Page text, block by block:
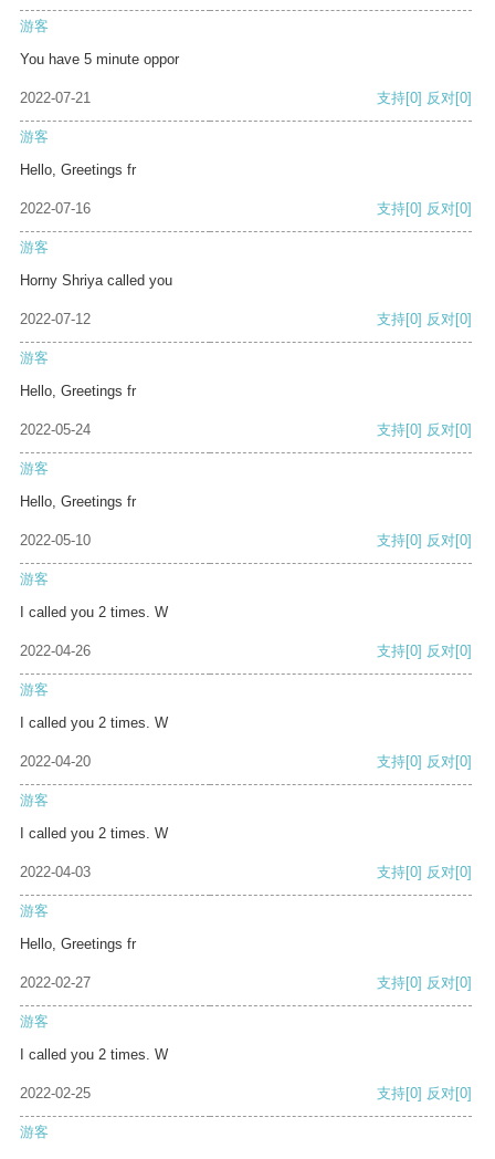
游客
You have 5 minute oppor
2022-07-21 支持[0] 反对[0]
游客
Hello, Greetings fr
2022-07-16 支持[0] 反对[0]
游客
Horny Shriya called you
2022-07-12 支持[0] 反对[0]
游客
Hello, Greetings fr
2022-05-24 支持[0] 反对[0]
游客
Hello, Greetings fr
2022-05-10 支持[0] 反对[0]
游客
I called you 2 times. W
2022-04-26 支持[0] 反对[0]
游客
I called you 2 times. W
2022-04-20 支持[0] 反对[0]
游客
I called you 2 times. W
2022-04-03 支持[0] 反对[0]
游客
Hello, Greetings fr
2022-02-27 支持[0] 反对[0]
游客
I called you 2 times. W
2022-02-25 支持[0] 反对[0]
游客